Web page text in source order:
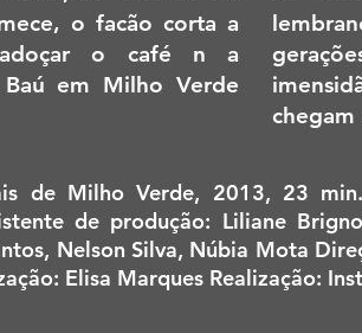
o facão corta a
o café n a
em Milho Verde
chegam
de Milho Verde, 2013, 23
de produção: Liliane
Nelson Silva, Núbia Mota
Elisa Marques Realização: